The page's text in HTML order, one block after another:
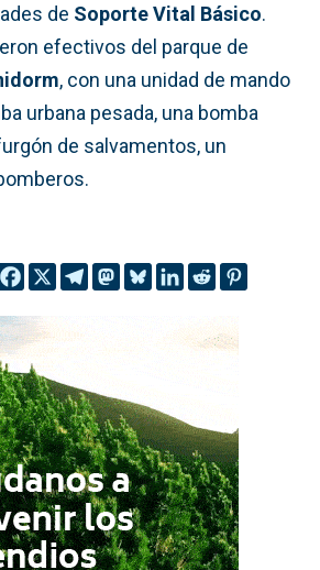
de Soporte Vital Básico.
efectivos del parque de
, con una unidad de mando
urbana pesada, una bomba
de salvamentos, un